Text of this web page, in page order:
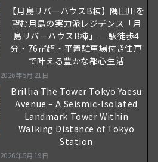
【月島リバーハウスB棟】隅田川を
望む月島の実力派レジデンス「月
島リバーハウスB棟」― 駅徒歩4
分・76㎡超・平置駐車場付き住戸
で叶える豊かな都心生活
2026年5月21日
Brillia The Tower Tokyo Yaesu
Avenue – A Seismic-Isolated
Landmark Tower Within
Walking Distance of Tokyo
Station
2026年5月19日